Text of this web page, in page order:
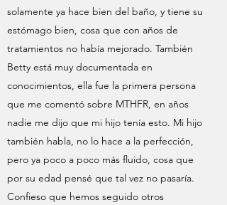
solamente ya hace bien del baño, y tiene su
estómago bien, cosa que con años de
tratamientos no había mejorado. También
Betty está muy documentada en
conocimientos, ella fue la primera persona
que me comentó sobre MTHFR, en años
nadie me dijo que mi hijo tenía esto. Mi hijo
también habla, no lo hace a la perfección,
pero ya poco a poco más fluido, cosa que
por su edad pensé que tal vez no pasaría.
Confieso que hemos seguido otros